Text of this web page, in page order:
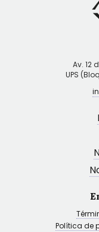
Av. 12
UPS
Política de